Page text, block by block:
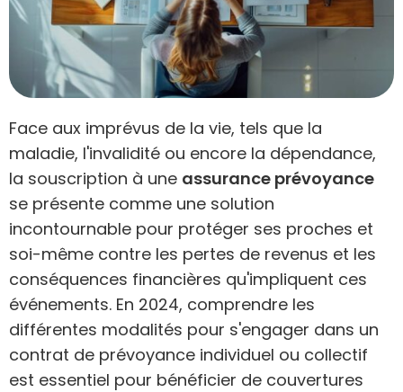
Face aux imprévus de la vie, tels que la
maladie, l'invalidité ou encore la dépendance,
la souscription à une assurance prévoyance
se présente comme une solution
incontournable pour protéger ses proches et
soi-même contre les pertes de revenus et les
conséquences financières qu'impliquent ces
événements. En 2024, comprendre les
différentes modalités pour s'engager dans un
contrat de prévoyance individuel ou collectif
est essentiel pour bénéficier de couvertures